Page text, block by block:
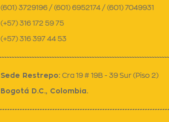
(601) 3729196 / (601) 6952174 / (601) 7049931
(+57) 316 172 59 75
(+57) 316 397 44 53
Sede Restrepo: Cra 19 # 19B - 39 Sur (Piso 2)
Bogotá D.C., Colombia.